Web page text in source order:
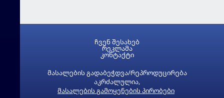
მასალების გადაბეჭდვა/რეპროდუცირება
აკრძალულია,
მასალების გამოყენების პირობები
ჩვენ შესახებ
რეკლამა
კონტაქტი